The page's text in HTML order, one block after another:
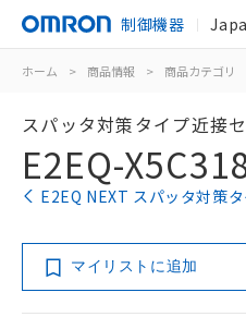
制御機器
ホーム > 商品情報 > 商品カテゴリ
スパッタ対策タイプ近接
E2EQ-
E2EQ NEXT スパッタ対策
マイリストに追加